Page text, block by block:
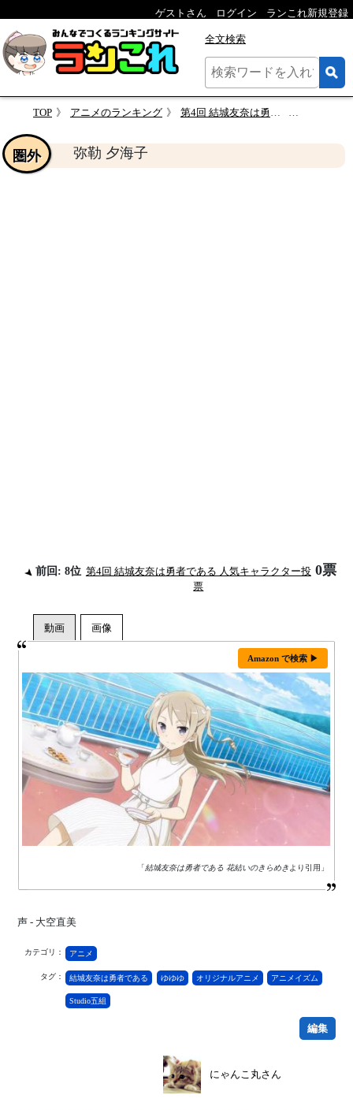
ゲストさん ログイン ランこれ新規登録
全文検索
TOP アニメのランキング 第4回 結城友奈は勇者である 人気キャラクター投票
弥勒 夕海子
圏外
前回: 8位 第4回 結城友奈は勇者である 人気キャラクター投
票
0票
Amazon で検索 ▶
「結城友奈は勇者である 花結いのきらめき より引用」
声 - 大空直美
カテゴリ： アニメ
タグ： 結城友奈は勇者である ゆゆゆ オリジナルアニメ アニメイズム
Studio五組
編集
にゃんこ丸さん